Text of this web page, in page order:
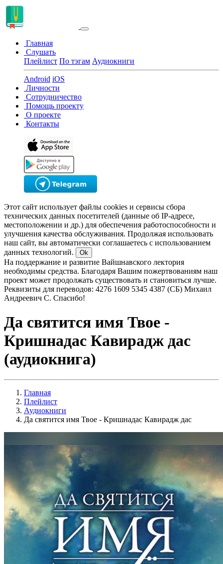
Главная
Слушать
Плейлист По тэгам Аудиокниги
Android iOS
Личности
Сотрудничество
Помощь проекту
О проекте
Контакты
Этот сайт использует файлы cookies и сервисы сбора
технических данных посетителей (данные об IP-адресе,
местоположении и др.) для обеспечения работоспособности и
улучшения качества обслуживания. Продолжая использовать
наш сайт, вы автоматически соглашаетесь с использованием
данных технологий.
Ok
На поддержание и развитие Вайшнавского лектория
необходимы средства. Благодаря Вашим пожертвованиям наш
проект может продолжать существовать и становиться лучше.
Реквизиты для переводов: 4276 1609 5345 4387 (СБ) Михаил
Андреевич С. Спасибо!
Да святится имя Твое -
Кришнадас Кавирадж дас
(аудиокнига)
Главная
Плейлист
Аудиокниги
Да святится имя Твое - Кришнадас Кавирадж дас